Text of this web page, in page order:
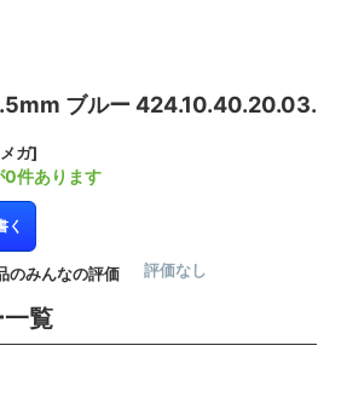
ブルー 424.10.40.20.03.
ガ]
0件あります
く
のみんなの評価 評価なし
覧